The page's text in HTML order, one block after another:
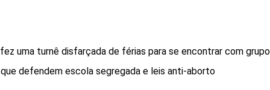
uma turnê disfarçada de férias para se encontrar com
que defendem escola segregada e leis anti-aborto